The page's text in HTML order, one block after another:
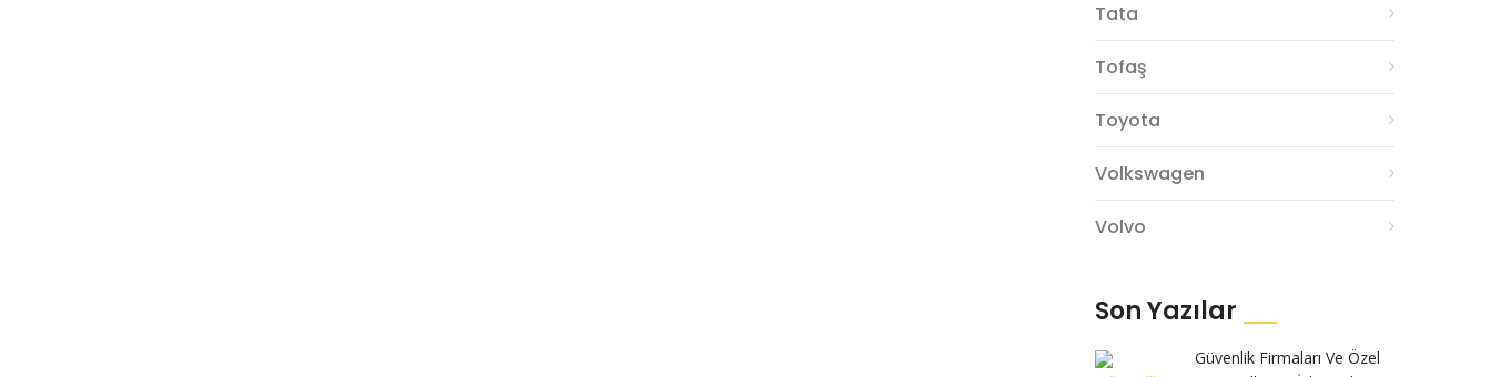
Tata
Tofaş
Toyota
Volkswagen
Volvo
Son Yazılar
Güvenlik Firmaları Ve Özel